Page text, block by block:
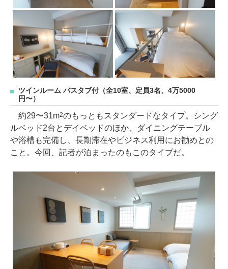
ツインルーム バスタブ付（全10室、定員3名、4万5000
円〜）
約29〜31m2のもっともスタンダードなタイプ。シング
ルベッド2台とデイベッドのほか、ダイニングテーブル
や浴槽も完備し、長期滞在やビジネス利用にお勧めとの
こと。今回、記者が泊まったのもこのタイプだ。